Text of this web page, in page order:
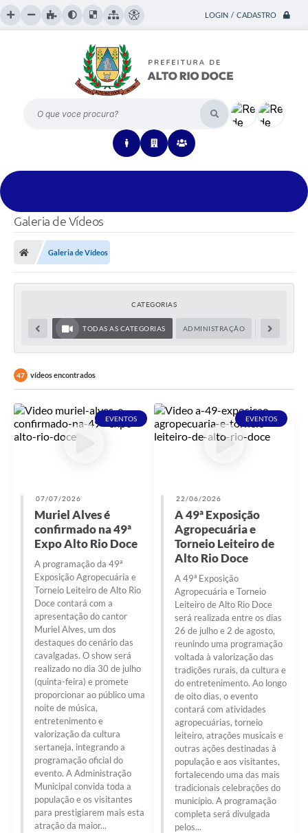
LOGIN / CADASTRO
O que voce procura?
Galeria de Vídeos
Galeria de Vídeos
CATEGORIAS
TODAS AS CATEGORIAS ADMINISTRAÇÃO
47 vídeos encontrados
EVENTOS
07/07/2026
Muriel Alves é
confirmado na 49ª
Expo Alto Rio Doce
A programação da 49ª
Exposição Agropecuária e
Torneio Leiteiro de Alto Rio
Doce contará com a
apresentação do cantor
Muriel Alves, um dos
destaques do cenário das
cavalgadas. O show será
realizado no dia 30 de julho
(quinta-feira) e promete
proporcionar ao público uma
noite de música,
entretenimento e
valorização da cultura
sertaneja, integrando a
programação oficial do
evento. A Administração
Municipal convida toda a
população e os visitantes
para prestigiarem mais esta
atração da maior...
EVENTOS
22/06/2026
A 49ª Exposição
Agropecuária e
Torneio Leiteiro de
Alto Rio Doce
A 49ª Exposição
Agropecuária e Torneio
Leiteiro de Alto Rio Doce
será realizada entre os dias
26 de julho e 2 de agosto,
reunindo uma programação
voltada à valorização das
tradições rurais, da cultura e
do entretenimento. Ao longo
de oito dias, o evento
contará com atividades
agropecuárias, torneio
leiteiro, atrações musicais e
outras ações destinadas à
população e aos visitantes,
fortalecendo uma das mais
tradicionais celebrações do
município. A programação
completa será divulgada
pelos...